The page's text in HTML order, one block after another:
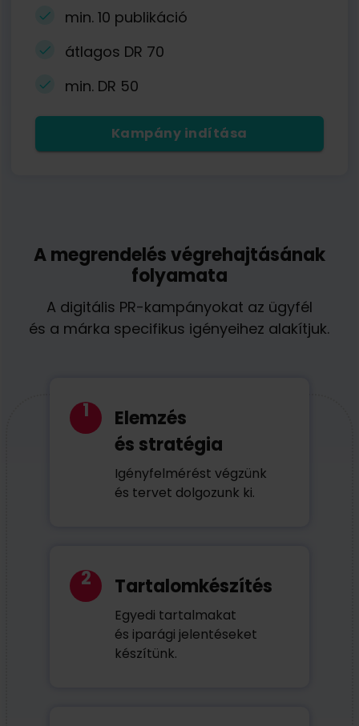
min. 10 publikáció
átlagos DR 70
min. DR 50
Kampány indítása
A megrendelés végrehajtásának
folyamata
A digitális PR-kampányokat az ügyfél
és a márka specifikus igényeihez alakítjuk.
1
Elemzés
és stratégia
Igényfelmérést végzünk
és tervet dolgozunk ki.
2 Tartalomkészítés
Egyedi tartalmakat
és iparági jelentéseket
készítünk.